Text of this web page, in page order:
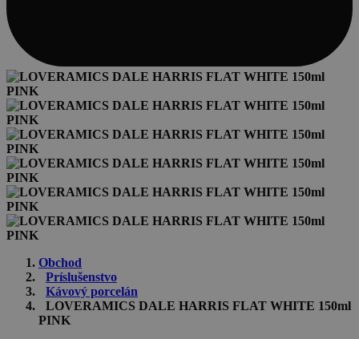
Obchod
Príslušenstvo
Kávový porcelán
LOVERAMICS DALE HARRIS FLAT WHITE 150ml
PINK